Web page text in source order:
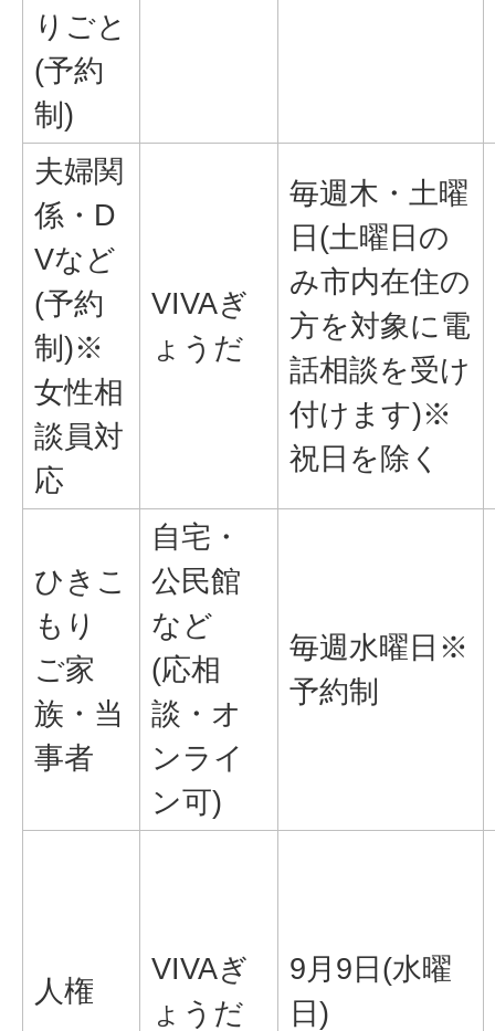
りごと
(予約
制)
夫婦関
係・D
Vなど
(予約
制)※
女性相
談員対
応
VIVAぎ
ょうだ
毎週木・土曜
日(土曜日の
み市内在住の
方を対象に電
話相談を受け
付けます)※
祝日を除く
ひきこ
もり
ご家
族・当
事者
自宅・
公民館
など
(応相
談・オ
ンライ
ン可)
毎週水曜日※
予約制
人権
VIVAぎ
ょうだ
9月9日(水曜
日)